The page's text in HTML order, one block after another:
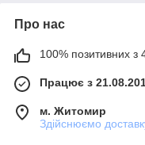
Про нас
100% позитивних з
Працює з
м. Житомир
Здійснюємо